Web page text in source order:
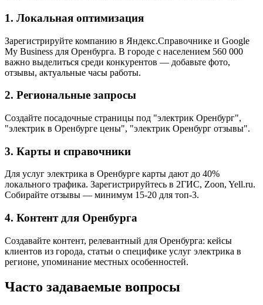
1. Локальная оптимизация
Зарегистрируйте компанию в Яндекс.Справочнике и Google
My Business для Оренбурга. В городе с населением 560 000
важно выделиться среди конкурентов — добавьте фото,
отзывы, актуальные часы работы.
2. Региональные запросы
Создайте посадочные страницы под "электрик Оренбург",
"электрик в Оренбурге цены", "электрик Оренбург отзывы".
3. Карты и справочники
Для услуг электрика в Оренбурге карты дают до 40%
локального трафика. Зарегистрируйтесь в 2ГИС, Zoon, Yell.ru.
Собирайте отзывы — минимум 15-20 для топ-3.
4. Контент для Оренбурга
Создавайте контент, релевантный для Оренбурга: кейсы
клиентов из города, статьи о специфике услуг электрика в
регионе, упоминание местных особенностей.
Часто задаваемые вопросы